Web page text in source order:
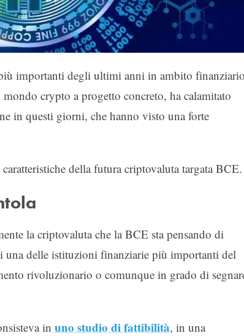
importanti degli ultimi anni in ambito
crypto a progetto concreto, ha calamitato
in questi giorni, che hanno visto una forte
della futura criptovaluta targata BCE.
la criptovaluta che la BCE sta pensando di
una delle istituzioni finanziarie più importanti del
rivoluzionario o comunque in grado di
in uno studio di fattibilità, in una